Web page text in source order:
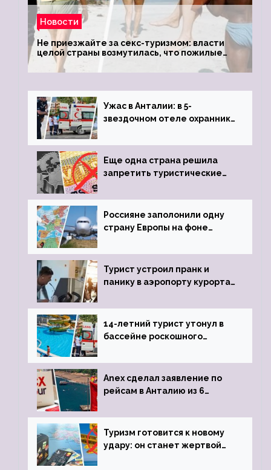
Новости
Не приезжайте за секс-туризмом: власти
целой страны возмутилась, что пожилые
туристки массово едут к ним, чтобы
обзавестись молодыми любовниками
Ужас в Анталии: в 5-
звездочном отеле охранник
пистолета
Еще одна страна решила
запретить туристические
Россияне заполонили одну
страну Европы на фоне
виз
Турист устроил пранк и
панику в аэропорту курорта,
задержке рейса
14-летний турист утонул в
бассейне роскошного
Anex сделал заявление по
рейсам в Анталию из 6
Туризм готовится к новому
удару: он станет жертвой